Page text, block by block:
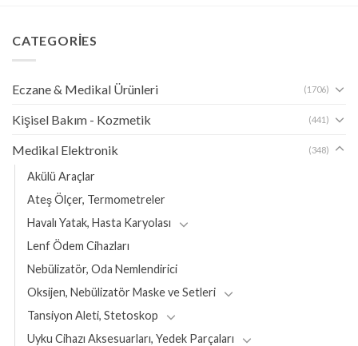
CATEGORIES
Eczane & Medikal Ürünleri (1706)
Kişisel Bakım - Kozmetik (441)
Medikal Elektronik (348)
Akülü Araçlar
Ateş Ölçer, Termometreler
Havalı Yatak, Hasta Karyolası
Lenf Ödem Cihazları
Nebülizatör, Oda Nemlendirici
Oksijen, Nebülizatör Maske ve Setleri
Tansiyon Aleti, Stetoskop
Uyku Cihazı Aksesuarları, Yedek Parçaları